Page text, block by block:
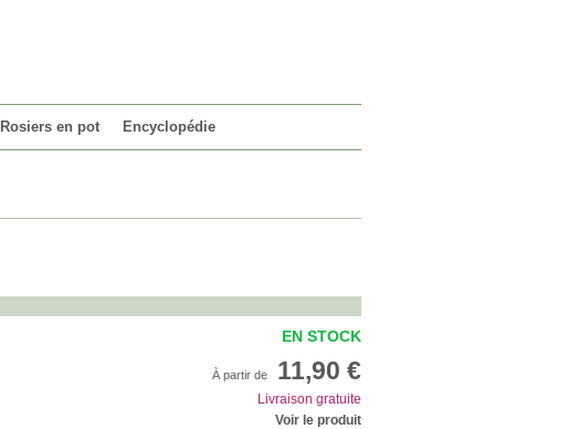
Rosiers en pot Encyclopédie
EN STOCK
À partir de 11,90 €
Livraison gratuite
Voir le produit